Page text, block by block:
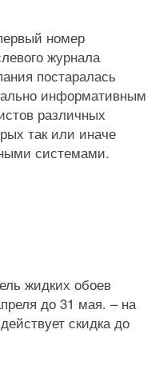
номер
журнала
постаралась
информативным
различных
так или иначе
системами.
жидких обоев
до 31 мая. – на
скидка до